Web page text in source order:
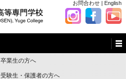
お問合わせ | English
卒業生の方へ
受験生・保護者の方へ